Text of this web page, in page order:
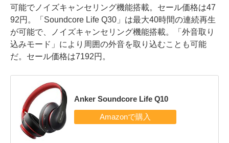
可能でノイズキャンセリング機能搭載。セール価格は47
92円。「Soundcore Life Q30」は最大40時間の連続再生
が可能で、ノイズキャンセリング機能搭載。「外音取り
込みモード」により周囲の外音を取り込むことも可能
だ。セール価格は7192円。
Anker Soundcore Life Q10